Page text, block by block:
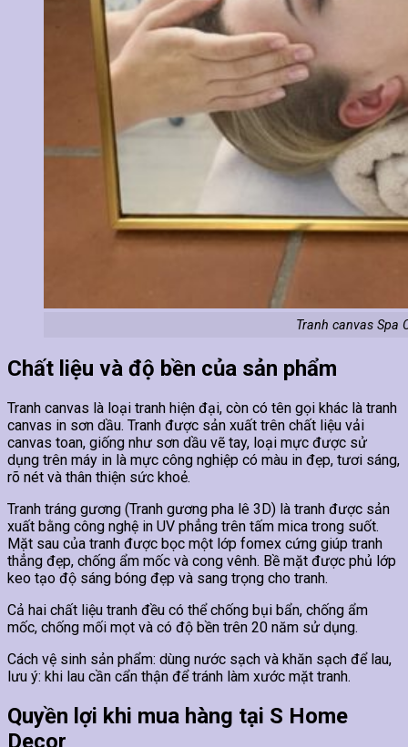
Tranh canvas Spa
Chất liệu và độ bền của sản phẩm
Tranh canvas là loại tranh hiện đại, còn có tên gọi khác là tranh
canvas in sơn dầu. Tranh được sản xuất trên chất liệu vải
canvas toan, giống như sơn dầu vẽ tay, loại mực được sử
dụng trên máy in là mực công nghiệp có màu in đẹp, tươi sáng,
rõ nét và thân thiện sức khoẻ.
Tranh tráng gương (Tranh gương pha lê 3D) là tranh được sản
xuất bằng công nghệ in UV phẳng trên tấm mica trong suốt.
Mặt sau của tranh được bọc một lớp fomex cứng giúp tranh
thẳng đẹp, chống ẩm mốc và cong vênh. Bề mặt được phủ lớp
keo tạo độ sáng bóng đẹp và sang trọng cho tranh.
Cả hai chất liệu tranh đều có thể chống bụi bẩn, chống ẩm
mốc, chống mối mọt và có độ bền trên 20 năm sử dụng.
Cách vệ sinh sản phẩm: dùng nước sạch và khăn sạch để lau,
lưu ý: khi lau cần cẩn thận để tránh làm xước mặt tranh.
Quyền lợi khi mua hàng tại S Home
Decor